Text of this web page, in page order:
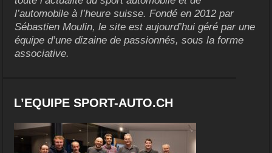
l’automobile à l’heure suisse. Fondé en 2012 par
Sébastien Moulin, le site est aujourd’hui géré par une
équipe d’une dizaine de passionnés, sous la forme
associative.
L’EQUIPE SPORT-AUTO.CH